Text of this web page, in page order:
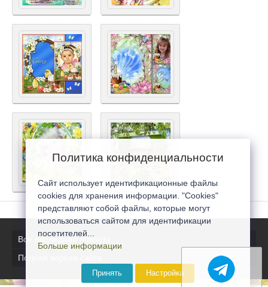
Все последние новости
Полная версия сайта
Политика конфиденциальности
Сайт использует идентификационные файлы
cookies для хранения информации. "Cookies"
представляют собой файлы, которые могут
использоваться сайтом для идентификации
посетителей...
Больше информации
Принять Настройка